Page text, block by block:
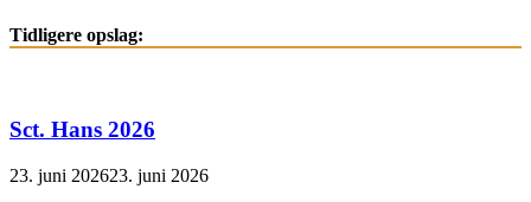
Tidligere opslag:
Sct. Hans 2026
23. juni 202623. juni 2026